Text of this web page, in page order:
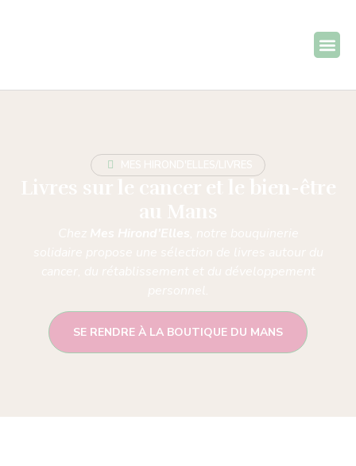
SE RENDRE À LA BOUTIQUE DU MANS